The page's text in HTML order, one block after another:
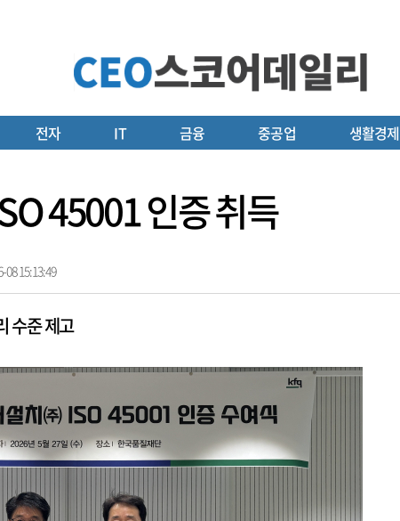
전자 IT 금융 중공업 생활경제
45001 인증 취득
08 15:13:49
수준 제고